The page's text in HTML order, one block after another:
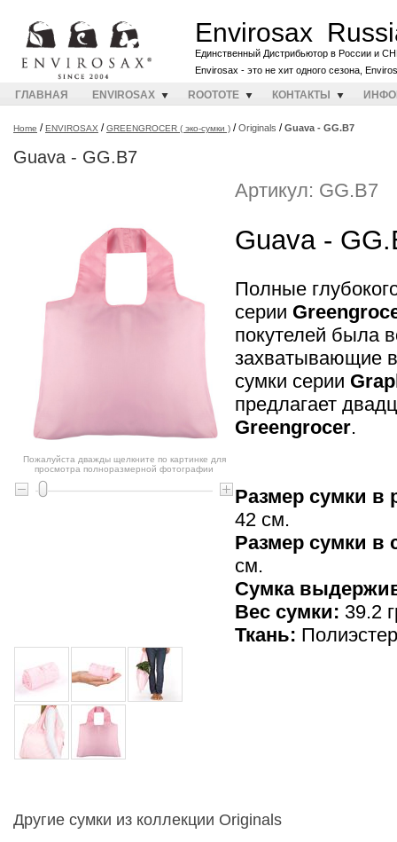
Envirosax
Единственный Дистрибьютор в России и
Envirosax - это не хит одного сезона,
ГЛАВНАЯ ENVIROSAX ROOTOTE КОНТАКТЫ
Home /ENVIROSAX /GREENGROCER ( эко-сумки ) /Originals /Guava - GG.B7
Guava - GG.B7
Пожалуйста дважды щелкните по картинке для
просмотра полноразмерной фотографии
Артикул: GG.B7
Guava -
Полные
серии
покутелей была
захватывающие
сумки серии
предлагает
Greengrocer.
Размер сумки в
42 см.
Размер сумки
см.
Cумка
Вес сумки: 39.2
Ткань: Полиэстер
Другие сумки из коллекции Originals